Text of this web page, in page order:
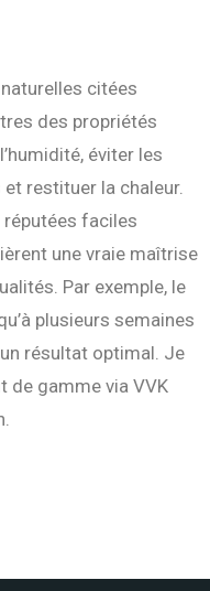
citées
des propriétés
éviter les
restituer la chaleur.
faciles
une vraie maîtrise
Par exemple, le
plusieurs semaines
résultat optimal. Je
de gamme via VVK